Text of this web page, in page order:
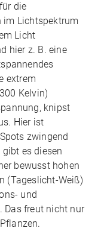
die
im Lichtspektrum
Licht
hier z. B. eine
extrem
Kelvin)
knipst
Hier ist
zwingend
es diesen
bewusst hohen
(Tageslicht-Weiß)
und
Das freut nicht nur